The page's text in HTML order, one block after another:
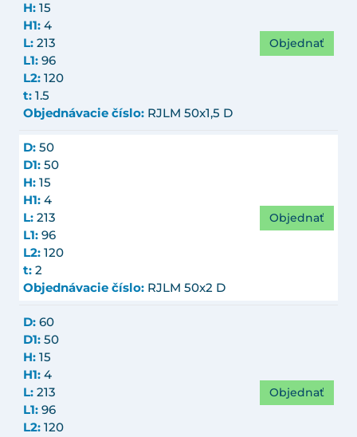
H: 15
H1: 4
L: 213
L1: 96
L2: 120
t: 1.5
Objednávacie číslo: RJLM 50x1,5 D
Objednať
D: 50
D1: 50
H: 15
H1: 4
L: 213
L1: 96
L2: 120
t: 2
Objednávacie číslo: RJLM 50x2 D
Objednať
D: 60
D1: 50
H: 15
H1: 4
L: 213
L1: 96
L2: 120
Objednať